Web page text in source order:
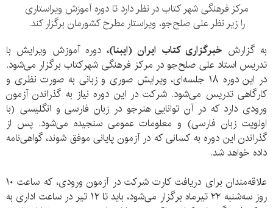
مرکز فرهنگی شهر کتاب در نظر دارد تا دوره آموزش ویراستاری
را زیر نظر علی صلح‌جو، ویراستار مطرح کشورمان برگزار کند.
به گزارش خبرگزاری کتاب ایران (ایبنا)، دوره‌ آموزش ویرایش با
تدریس استاد علی صلح‌جو در مرکز فرهنگی شهرکتاب برگزار می‌شود.
در این دوره‌ ۱۸ جلسه‌ای، ویرایش صوری و زبانی به صورت نظری و
کارگاهی تدریس می‌شود. شرکت در این دوره نیاز به گذراندن آزمون
ورودی دارد که در آن توانایی هنرجو در زبان فارسی و انگلیسی (با
اولویت زبان فارسی) و معلومات عمومی سنجیده می‌شود. پس از
گذراندن این دوره به کسانی که در آزمون پایانی موفق شوند، گواهی‌نامه
داده خواهد شد.
علاقه‌مندان برای دریافت کارت شرکت در آزمون ورودی، که ساعت ۱۰
روز سه‌شنبه ۲۲ تیرماه برگزار می‌‌شود، باید تا ۱۲ تیر در ساعت اداری به